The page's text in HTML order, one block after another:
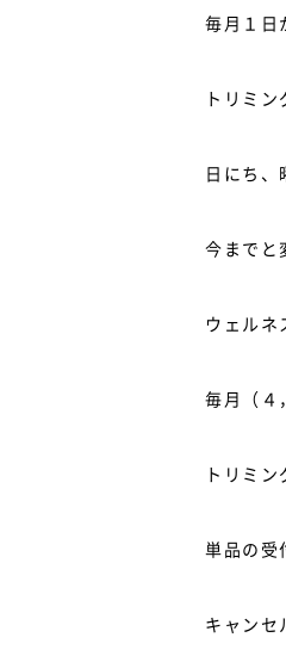
毎月１日
トリミ
日にち、
今までと
ウェルネ
毎月（４
トリミ
単品の受
キャンセ